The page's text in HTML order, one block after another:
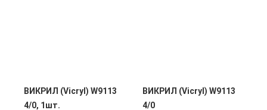
ВИКРИЛ (Vicryl) W9113
4/0, 1шт.
ВИКРИЛ (Vicryl) W9113
4/0